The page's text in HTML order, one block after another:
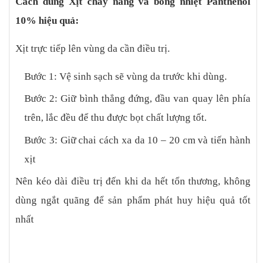
10% hiệu quả:
Xịt trực tiếp lên vùng da cần điều trị.
Bước 1: Vệ sinh sạch sẽ vùng da trước khi dùng.
Bước 2: Giữ bình thẳng đứng, đầu van quay lên phía
trên, lắc đều để thu được bọt chất lượng tốt.
Bước 3: Giữ chai cách xa da 10 – 20 cm và tiến hành
xịt
Nên kéo dài điều trị đến khi da hết tổn thương, không
dùng ngắt quãng để sản phẩm phát huy hiệu quả tốt
nhất